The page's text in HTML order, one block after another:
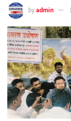
byadmin